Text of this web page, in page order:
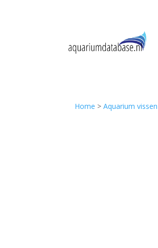
Home >Aquarium vissen